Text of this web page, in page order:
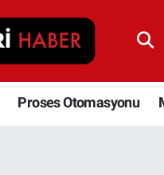
Proses Otomasyonu